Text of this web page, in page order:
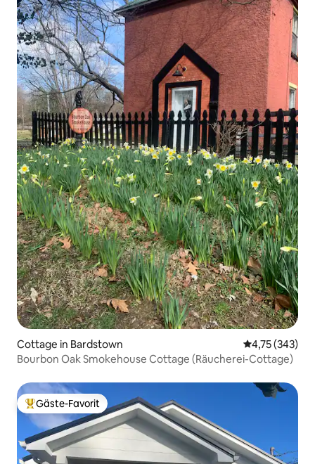
Cottage in Bardstown
4,75 (343)
Bourbon Oak Smokehouse Cottage (Räucherei-Cottage)
Beliebter Gäste-Favorit.
Gäste-Favorit